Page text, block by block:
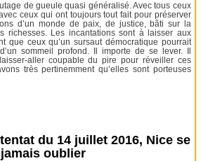
de gueule quasi généralisé. Avec tous ceux
ceux qui ont toujours tout fait pour préserver
d’un monde de paix, de justice, bâti sur la
richesses. Les incantations sont à laisser aux
que ceux qu’un sursaut démocratique pourrait
sommeil profond. Il importe de se lever. Il
aller coupable du pire pour réveiller ces
très pertinemment qu’elles sont porteuses
du 14 juillet 2016, Nice se
oublier